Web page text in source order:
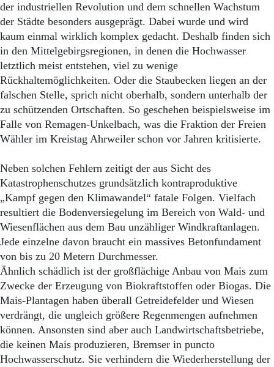
der industriellen Revolution und dem schnellen Wachstum
der Städte besonders ausgeprägt. Dabei wurde und wird
kaum einmal wirklich komplex gedacht. Deshalb finden sich
in den Mittelgebirgsregionen, in denen die Hochwasser
letztlich meist entstehen, viel zu wenige
Rückhaltemöglichkeiten. Oder die Staubecken liegen an der
falschen Stelle, sprich nicht oberhalb, sondern unterhalb der
zu schützenden Ortschaften. So geschehen beispielsweise im
Falle von Remagen-Unkelbach, was die Fraktion der Freien
Wähler im Kreistag Ahrweiler schon vor Jahren kritisierte.
Neben solchen Fehlern zeitigt der aus Sicht des
Katastrophenschutzes grundsätzlich kontraproduktive
„Kampf gegen den Klimawandel“ fatale Folgen. Vielfach
resultiert die Bodenversiegelung im Bereich von Wald- und
Wiesenflächen aus dem Bau unzähliger Windkraftanlagen.
Jede einzelne davon braucht ein massives Betonfundament
von bis zu 20 Metern Durchmesser.
Ähnlich schädlich ist der großflächige Anbau von Mais zum
Zwecke der Erzeugung von Biokraftstoffen oder Biogas. Die
Mais-Plantagen haben überall Getreidefelder und Wiesen
verdrängt, die ungleich größere Regenmengen aufnehmen
können. Ansonsten sind aber auch Landwirtschaftsbetriebe,
die keinen Mais produzieren, Bremser in puncto
Hochwasserschutz. Sie verhindern die Wiederherstellung der